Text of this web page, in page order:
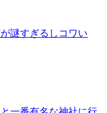
謎すぎるしコワい